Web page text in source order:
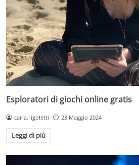
Esploratori di giochi online gratis
carla.rigoletti 23 Maggio 2024
Leggi di più